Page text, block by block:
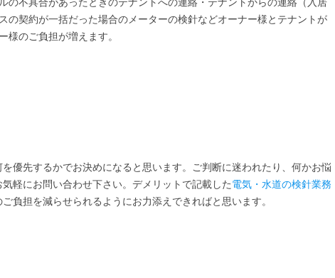
の契約が一括だった場合のメーターの検針などオーナー様とテナントが
様のご負担が増えます。
優先するかでお決めになると思います。ご判断に迷われたり、何かお悩
軽にお問い合わせ下さい。デメリットで記載した電気・水道の検針業務
負担を減らせられるようにお力添えできればと思います。